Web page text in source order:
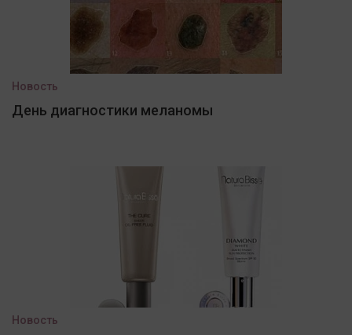
Новость
День диагностики меланомы
Новость